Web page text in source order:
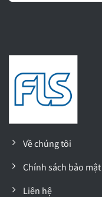
Về chúng tôi
Chính sách bảo mật
Liên hệ